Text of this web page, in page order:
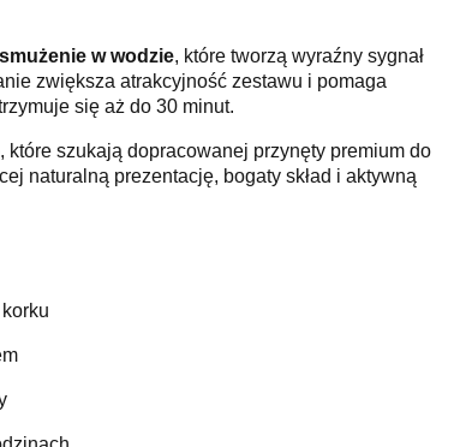
w wodzie, które tworzą wyraźny sygnał
zwiększa atrakcyjność zestawu i pomaga
się aż do 30 minut.
które szukają dopracowanej przynęty premium do
naturalną prezentację, bogaty skład i aktywną